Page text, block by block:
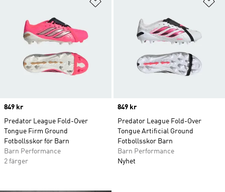
Price
849 kr
Predator League Fold-Over
Tongue Firm Ground
Fotbollsskor för Barn
Barn Performance
2 färger
Price
849 kr
Predator League Fold-Over
Tongue Artificial Ground
Fotbollsskor Barn
Barn Performance
Nyhet